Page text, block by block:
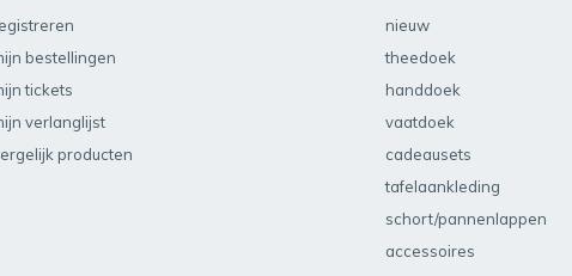
bestellingen
tickets
verlanglijst
producten
nieuw
theedoek
handdoek
vaatdoek
cadeausets
tafelaankleding
schort/pannenlappen
accessoires